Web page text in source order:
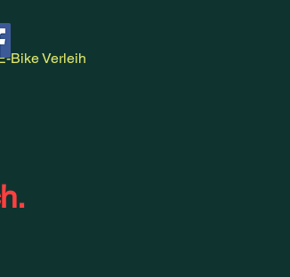
Bike Verleih